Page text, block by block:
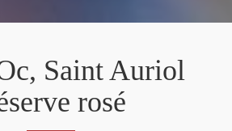
Saint Auriol
rosé